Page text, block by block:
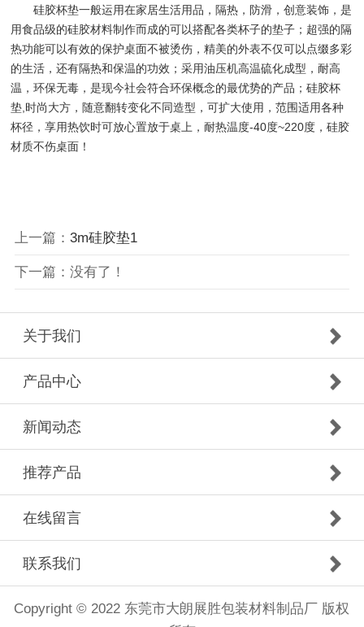
硅胶杯垫一般运用在家居生活用品，隔热，防滑，创意装饰，是
用食品级的硅胶材料制作而成的可以搭配各类杯子的垫子；超强的隔
热功能可以有效的保护桌面不被烫伤，精美的外表不仅可以点缀多彩
的生活，还有隔热和保温的功效；采用油压机高温硫化成型，耐高
温，环保无毒，是现今社会符合环保概念的最优势的产品；硅胶杯
垫,时尚大方，随意翻转变化不同造型，可扩大使用，范围适用各种
杯径，享用热饮时可放心置放于桌上，耐热温度-40度~220度，硅胶
材质不伤桌面！
上一篇： 3m硅胶垫1
下一篇：没有了！
关于我们
产品中心
新闻动态
推荐产品
在线留言
联系我们
Copyright © 2022 东莞市大朗展胜包装材料制品厂 版权